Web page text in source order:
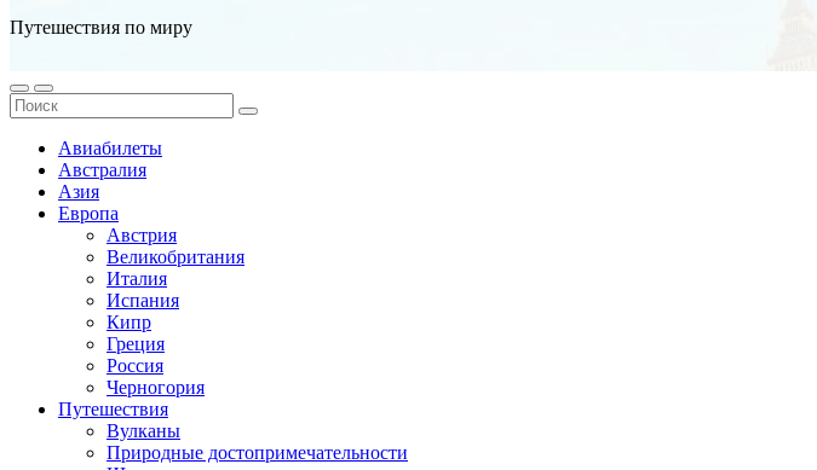
Путешествия по миру
Авиабилеты
Австралия
Азия
Европа
Австрия
Великобритания
Италия
Испания
Кипр
Греция
Россия
Черногория
Путешествия
Вулканы
Природные достопримечательности